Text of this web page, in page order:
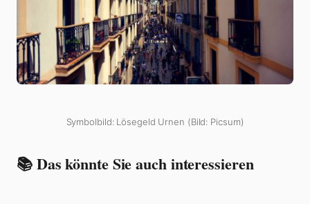
Symbolbild: Lösegeld Urnen (Bild: Picsum)
📚 Das könnte Sie auch interessieren